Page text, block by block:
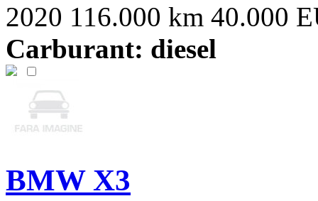
2020 116.000 km 40.000
Carburant: diesel
BMW X3